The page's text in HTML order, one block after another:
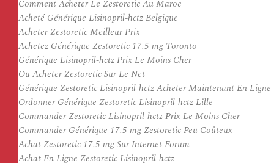
Comment Acheter Le Zestoretic Au Maroc
Acheté Générique Lisinopril-hctz Belgique
Acheter Zestoretic Meilleur Prix
Achetez Générique Zestoretic 17.5 mg Toronto
Générique Lisinopril-hctz Prix Le Moins Cher
Ou Acheter Zestoretic Sur Le Net
Générique Zestoretic Lisinopril-hctz Acheter Maintenant En Ligne
Ordonner Générique Zestoretic Lisinopril-hctz Lille
Commander Zestoretic Lisinopril-hctz Prix Le Moins Cher
Commander Générique 17.5 mg Zestoretic Peu Coûteux
Achat Zestoretic 17.5 mg Sur Internet Forum
Achat En Ligne Zestoretic Lisinopril-hctz